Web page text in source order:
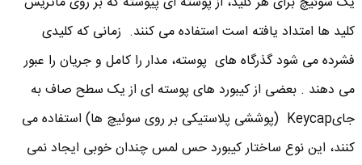
کلید ها امتداد یافته است استفاده می کنند. زمانی که کلیدی
فشرده می شود گذرگاه های پوسته، مدار را کامل و جریان را عبور
می دهند . بعضی از کیبورد های پوسته ای از یک سطح صاف به
جایKeycap (پوششی پلاستیکی بر روی سوئیچ ها) استفاده می
کنند، این نوع ساختار کیبورد حس لمس چندان خوبی ایجاد نمی